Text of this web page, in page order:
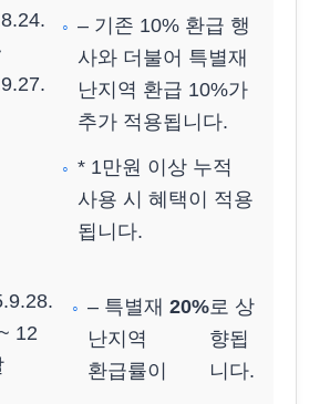
– 기존 10% 환급 행
사와 더불어 특별재
난지역 환급 10%가
추가 적용됩니다.
* 1만원 이상 누적
사용 시 혜택이 적용
됩니다.
12
– 특별재
난지역
환급률이
20%로 상
향됩
니다.